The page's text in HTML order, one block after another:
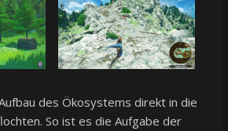
des Ökosystems direkt in die
So ist es die Aufgabe der